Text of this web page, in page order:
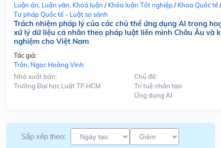
Luận án, Luận văn, Khoá luận / Khóa luận Tốt nghiệp/ Khoa Quốc tế/
Tư pháp Quốc tế - Luật so sánh
Trách nhiệm pháp lý của các chủ thể ứng dụng Al trong
xử lý dữ liệu cá nhân theo pháp luật liên minh Châu Âu và
nghiệm cho Việt Nam
Tác giả:
Trần, Ngọc Hoàng Vinh
Nhà xuất bản:
Trường Đại học Luật TP.HCM
Chủ đề:
Trí tuệ nhân tạo
Ứng dụng Al
Sắp xếp theo: